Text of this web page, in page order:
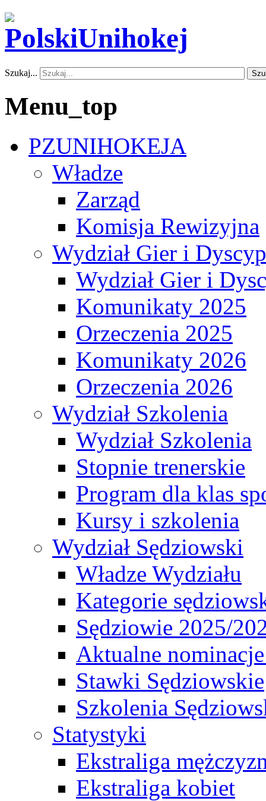
Szukaj...
Menu_top
PZUNIHOKEJA
Władze
Zarząd
Komisja Rewizyjna
Wydział Gier i
Wydział Gier i
Komunikaty 2025
Orzeczenia 2025
Komunikaty 2026
Orzeczenia 2026
Wydział Szkolenia
Wydział Szkolenia
Stopnie trenerskie
Program dla klas
Kursy i szkolenia
Wydział Sędziowski
Władze Wydziału
Kategorie
Sędziowie 2025/
Aktualne
Stawki Sędziowskie
Szkolenia
Statystyki
Ekstraliga
Ekstraliga kobiet